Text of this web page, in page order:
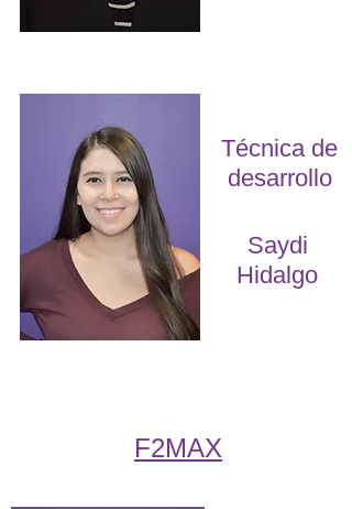
Técnica de
desarrollo
Saydi
Hidalgo
F2MAX